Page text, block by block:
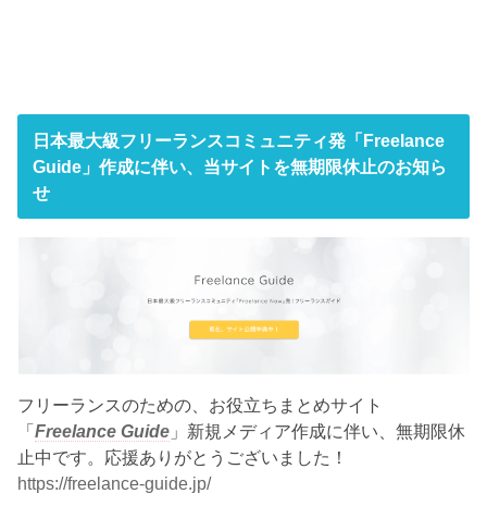
日本最大級フリーランスコミュニティ発「Freelance
Guide」作成に伴い、当サイトを無期限休止のお知ら
せ
フリーランスのための、お役立ちまとめサイト
「Freelance Guide 」新規メディア作成に伴い、無期限休
止中です。応援ありがとうございました！
https://freelance-guide.jp/